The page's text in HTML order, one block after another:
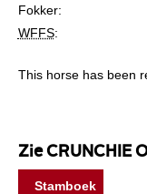
Fokker:
WFFS:
This horse has been
Zie CRUNCHIE
Stamboek